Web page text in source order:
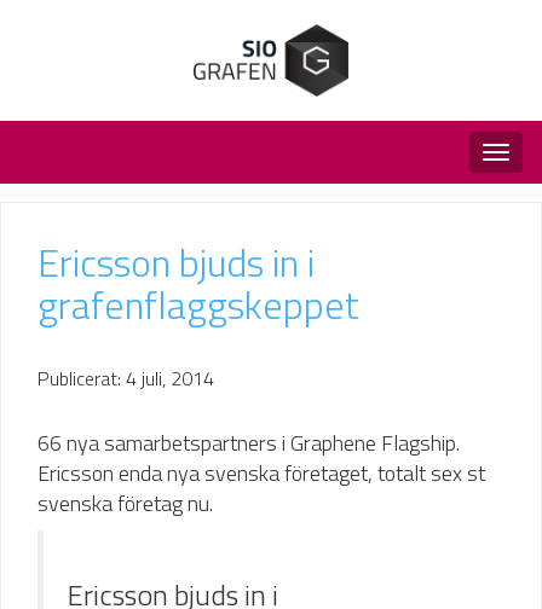
Ericsson bjuds in i
grafenflaggskeppet
Publicerat: 4 juli, 2014
66 nya samarbetspartners i Graphene Flagship.
Ericsson enda nya svenska företaget, totalt sex st
svenska företag nu.
Ericsson bjuds in i